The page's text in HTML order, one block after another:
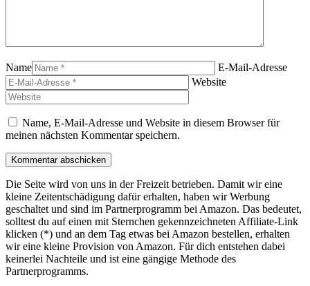
Name
E-Mail-Adresse
Website
Name, E-Mail-Adresse und Website in diesem Browser für
meinen nächsten Kommentar speichern.
Die Seite wird von uns in der Freizeit betrieben. Damit wir eine
kleine Zeitentschädigung dafür erhalten, haben wir Werbung
geschaltet und sind im Partnerprogramm bei Amazon. Das bedeutet,
solltest du auf einen mit Sternchen gekennzeichneten Affiliate-Link
klicken (*) und an dem Tag etwas bei Amazon bestellen, erhalten
wir eine kleine Provision von Amazon. Für dich entstehen dabei
keinerlei Nachteile und ist eine gängige Methode des
Partnerprogramms.